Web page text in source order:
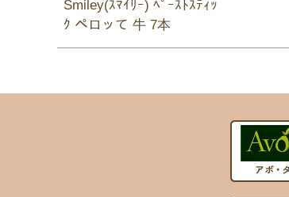
Smiley(ｽﾏｲﾘｰ) ﾍﾟｰｽﾄｽﾃｨｯ
ｸ ペロッて 牛 7本